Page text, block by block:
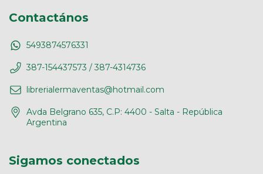
Contactános
5493874576331
387-154437573 / 387-4314736
librerialermaventas@hotmail.com
Avda Belgrano 635, C.P: 4400 - Salta - República
Argentina
Sigamos conectados